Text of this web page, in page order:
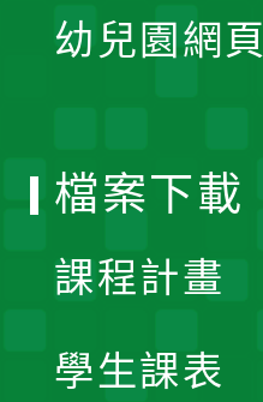
幼兒園網頁
檔案下載
課程計畫
學生課表